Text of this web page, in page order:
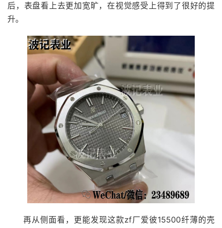
后，表盘看上去更加宽旷，在视觉感受上得到了很好的提
升。
再从侧面看，更能发现这款zf厂爱彼15500纤薄的壳